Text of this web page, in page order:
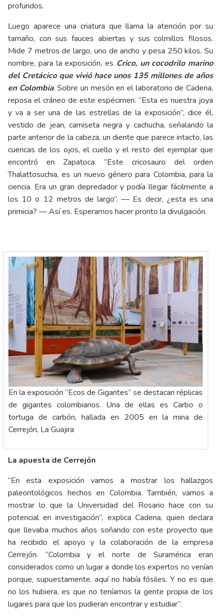
profundos.
Luego aparece una criatura que llama la atención por su
tamaño, con sus fauces abiertas y sus colmillos filosos.
Mide 7 metros de largo, uno de ancho y pesa 250 kilos. Su
nombre, para la exposición, es Crico, un cocodrilo marino
del Cretácico que vivió hace unos 135 millones de años
en Colombia. Sobre un mesón en el laboratorio de Cadena,
reposa el cráneo de este espécimen. “Esta es nuestra joya
y va a ser una de las estrellas de la exposición”, dice él,
vestido de jean, camiseta negra y cachucha, señalando la
parte anterior de la cabeza, un diente que parece intacto, las
cuencas de los ojos, el cuello y el resto del ejemplar que
encontró en Zapatoca. “Este cricosauro del orden
Thalattosuchia, es un nuevo género para Colombia, para la
ciencia. Era un gran depredador y podía llegar fácilmente a
los 10 o 12 metros de largo”. — Es decir, ¿esta es una
primicia? — Así es. Esperamos hacer pronto la divulgación.
En la exposición “Ecos de Gigantes” se destacan réplicas
de gigantes colombianos. Una de ellas es Carbo o
tortuga de carbón, hallada en 2005 en la mina de
Cerrejón, La Guajira
La apuesta de Cerrejón
“En esta exposición vamos a mostrar los hallazgos
paleontológicos hechos en Colombia. También, vamos a
mostrar lo que la Universidad del Rosario hace con su
potencial en investigación”, explica Cadena, quien declara
que llevaba muchos años soñando con este proyecto que
ha recibido el apoyo y la colaboración de la empresa
Cerrejón. “Colombia y el norte de Suramérica eran
considerados como un lugar a donde los expertos no venían
porque, supuestamente, aquí no había fósiles. Y no es que
no los hubiera, es que no teníamos la gente propia de los
lugares para que los pudieran encontrar y estudiar”.